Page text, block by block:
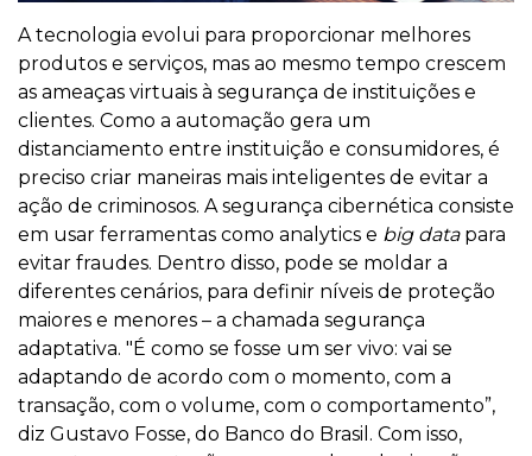
A tecnologia evolui para proporcionar melhores
produtos e serviços, mas ao mesmo tempo crescem
as ameaças virtuais à segurança de instituições e
clientes. Como a automação gera um
distanciamento entre instituição e consumidores, é
preciso criar maneiras mais inteligentes de evitar a
ação de criminosos. A segurança cibernética consiste
em usar ferramentas como analytics e big datapara
evitar fraudes. Dentro disso, pode se moldar a
diferentes cenários, para definir níveis de proteção
maiores e menores – a chamada segurança
adaptativa. "É como se fosse um ser vivo: vai se
adaptando de acordo com o momento, com a
transação, com o volume, com o comportamento”,
diz Gustavo Fosse, do Banco do Brasil. Com isso,